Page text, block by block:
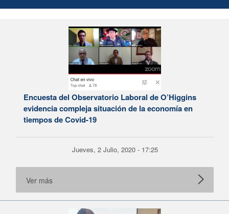
Encuesta del Observatorio Laboral de O’Higgins
evidencia compleja situación de la economía en
tiempos de Covid-19
Jueves, 2 Julio, 2020 - 17:25
Ver más